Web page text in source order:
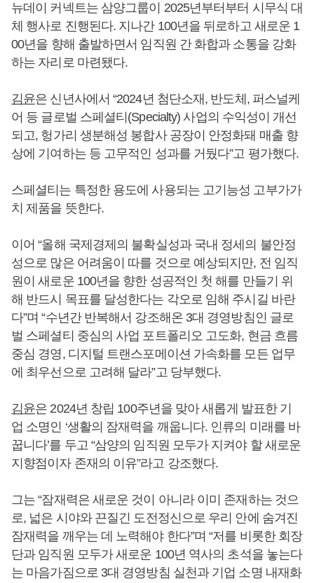
뉴데이 커넥트는 삼양그룹이 2025년부터부터 시무식 대
체 행사로 진행된다. 지나간 100년을 뒤로하고 새로운 1
00년을 향해 출발하면서 임직원 간 화합과 소통을 강화
하는 자리로 마련됐다.
김윤은 신년사에서 “2024년 첨단소재, 반도체, 퍼스널케
어 등 글로벌 스페셜티(Specialty) 사업의 수익성이 개선
되고, 헝가리 생분해성 봉합사 공장이 안정화돼 매출 향
상에 기여하는 등 고무적인 성과를 거뒀다”고 평가했다.
스페셜티는 특정한 용도에 사용되는 고기능성 고부가가
치 제품을 뜻한다.
이어 “올해 국제경제의 불확실성과 국내 정세의 불안정
성으로 많은 어려움이 따를 것으로 예상되지만, 전 임직
원이 새로운 100년을 향한 성공적인 첫 해를 만들기 위
해 반드시 목표를 달성한다는 각오로 임해 주시길 바란
다”며 “수년간 반복해서 강조해온 3대 경영방침인 글로
벌 스페셜티 중심의 사업 포트폴리오 고도화, 현금 흐름
중심 경영, 디지털 트랜스포메이션 가속화를 모든 업무
에 최우선으로 고려해 달라”고 당부했다.
김윤은 2024년 창립 100주년을 맞아 새롭게 발표한 기
업 소명인 ‘생활의 잠재력을 깨웁니다. 인류의 미래를 바
꿉니다’를 두고 “삼양의 임직원 모두가 지켜야 할 새로운
지향점이자 존재의 이유”라고 강조했다.
그는 “잠재력은 새로운 것이 아니라 이미 존재하는 것으
로, 넓은 시야와 끈질긴 도전정신으로 우리 안에 숨겨진
잠재력을 깨우는 데 노력해야 한다”며 “저를 비롯한 회장
단과 임직원 모두가 새로운 100년 역사의 초석을 놓는다
는 마음가짐으로 3대 경영방침 실천과 기업 소명 내재화